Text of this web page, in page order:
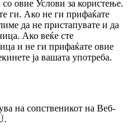
овие Услови за користење.
ги. Ако не ги прифаќате
да не пристапувате и да
Ако веќе сте
и не ги прифаќате овие
ја вашата употреба.
на сопственикот на Веб-